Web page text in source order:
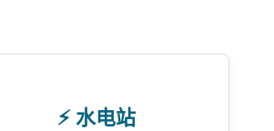
⚡ 水电站